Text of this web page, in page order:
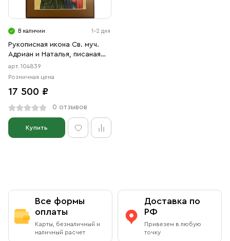
Ювелирные изделия
В наличии 1-2 дня
Рукописная икона Св. муч.
Адриан и Наталья, писаная
икона
арт. 104839
Розничная цена
17 500 ₽
0 отзывов
Купить
Все формы
оплаты
Карты, безналичный и
наличный расчет
Доставка по
РФ
Привезем в любую
точку